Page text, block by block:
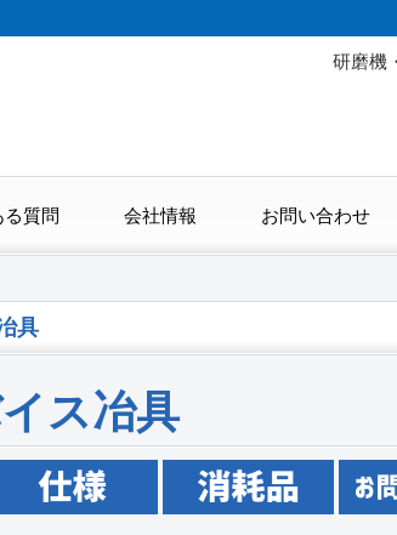
研磨機
る質問 会社情報 お問い合わせ
具
ス冶具